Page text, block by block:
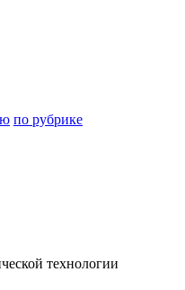
по рубрике
технологии